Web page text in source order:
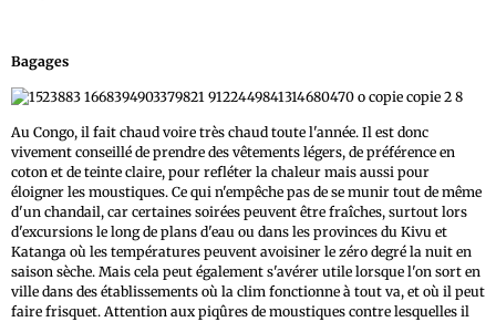
Bagages
Au Congo, il fait chaud voire très chaud toute l'année. Il est donc
vivement conseillé de prendre des vêtements légers, de préférence en
coton et de teinte claire, pour refléter la chaleur mais aussi pour
éloigner les moustiques. Ce qui n'empêche pas de se munir tout de même
d'un chandail, car certaines soirées peuvent être fraîches, surtout lors
d'excursions le long de plans d'eau ou dans les provinces du Kivu et
Katanga où les températures peuvent avoisiner le zéro degré la nuit en
saison sèche. Mais cela peut également s'avérer utile lorsque l'on sort en
ville dans des établissements où la clim fonctionne à tout va, et où il peut
faire frisquet. Attention aux piqûres de moustiques contre lesquelles il